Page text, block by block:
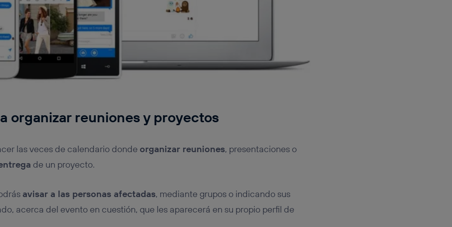
organizar reuniones y proyectos
las veces de calendario donde organizar reuniones, presentaciones o
de un proyecto.
avisar a las personas afectadas, mediante grupos o indicando sus
acerca del evento en cuestión, que les aparecerá en su propio perfil de